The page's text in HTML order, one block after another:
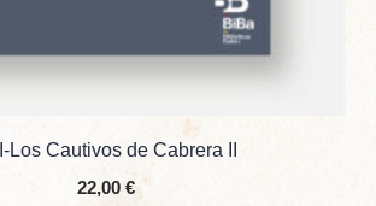
Los Cautivos de Cabrera II
22,00 €